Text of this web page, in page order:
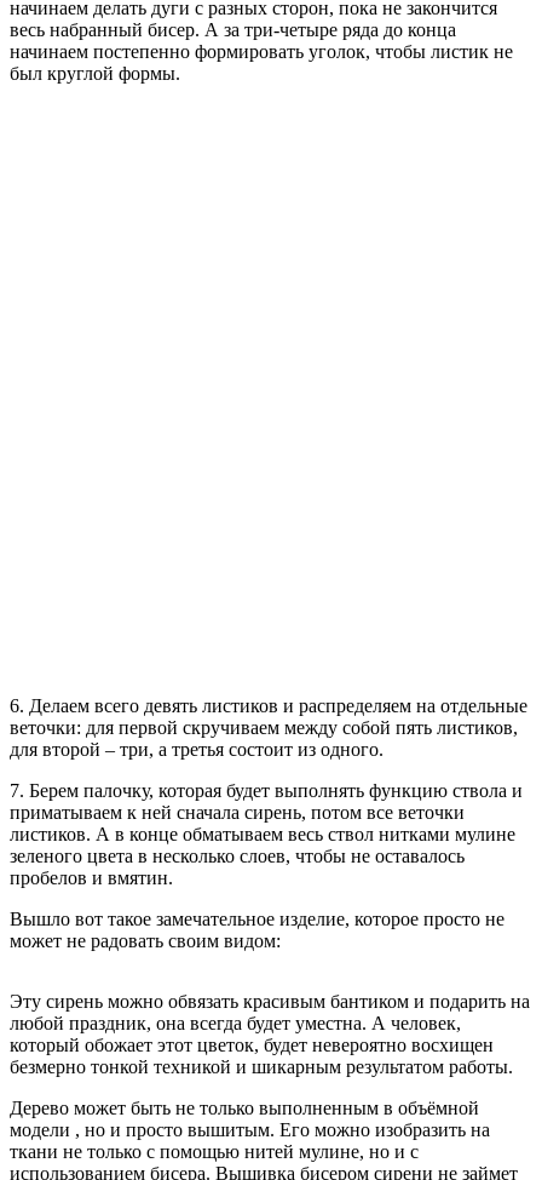
начинаем делать дуги с разных сторон, пока не закончится
весь набранный бисер. А за три-четыре ряда до конца
начинаем постепенно формировать уголок, чтобы листик не
был круглой формы.
6. Делаем всего девять листиков и распределяем на отдельные
веточки: для первой скручиваем между собой пять листиков,
для второй – три, а третья состоит из одного.
7. Берем палочку, которая будет выполнять функцию ствола и
приматываем к ней сначала сирень, потом все веточки
листиков. А в конце обматываем весь ствол нитками мулине
зеленого цвета в несколько слоев, чтобы не оставалось
пробелов и вмятин.
Вышло вот такое замечательное изделие, которое просто не
может не радовать своим видом:
Эту сирень можно обвязать красивым бантиком и подарить на
любой праздник, она всегда будет уместна. А человек,
который обожает этот цветок, будет невероятно восхищен
безмерно тонкой техникой и шикарным результатом работы.
Дерево может быть не только выполненным в объёмной
модели , но и просто вышитым. Его можно изобразить на
ткани не только с помощью нитей мулине, но и с
использованием бисера. Вышивка бисером сирени не займет